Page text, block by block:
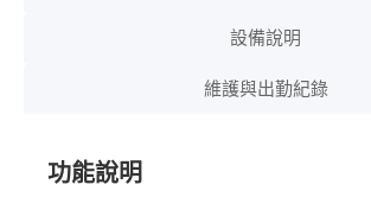
設備說明
維護與出勤紀錄
功能說明